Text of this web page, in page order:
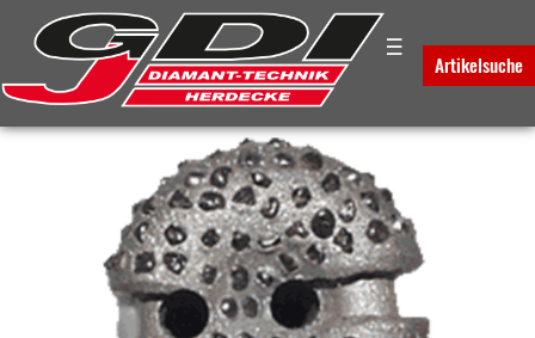
☰
Artikelsuche
PLATZHALTER FÜR DAS
BREADCRUMB-MENUE